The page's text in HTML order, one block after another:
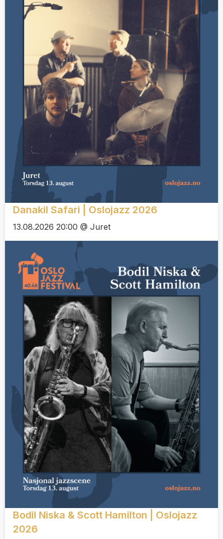
Danakil Safari | Oslojazz 2026
13.08.2026 20:00 @ Juret
Bodil Niska & Scott Hamilton | Oslojazz
2026